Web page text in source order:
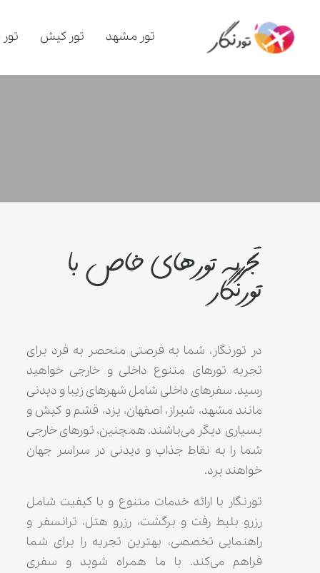
تور مشهد تور کیش
تجربه تورهای خاص با
تورنگار
در تورنگار، شما به فرصتی منحصر به فرد برای
تجربه تورهای متنوع داخلی و خارجی خواهید
رسید. سفرهای داخلی شامل شهرهای زیبا و دیدنی
مانند مشهد، شیراز، اصفهان، یزد، قشم و کیش و
بسیاری دیگر می‌باشند. همچنین، تورهای خارجی
شما را به نقاط جذاب و دیدنی در سراسر جهان
خواهند برد.
تورنگار با ارائه خدمات متنوع و با کیفیت شامل
رزرو بلیط رفت و برگشت، رزرو هتل، ترانسفر و
راهنمایی تخصصی، بهترین تجربه را برای شما
فراهم می‌کند. با ما همراه شوید و سفری